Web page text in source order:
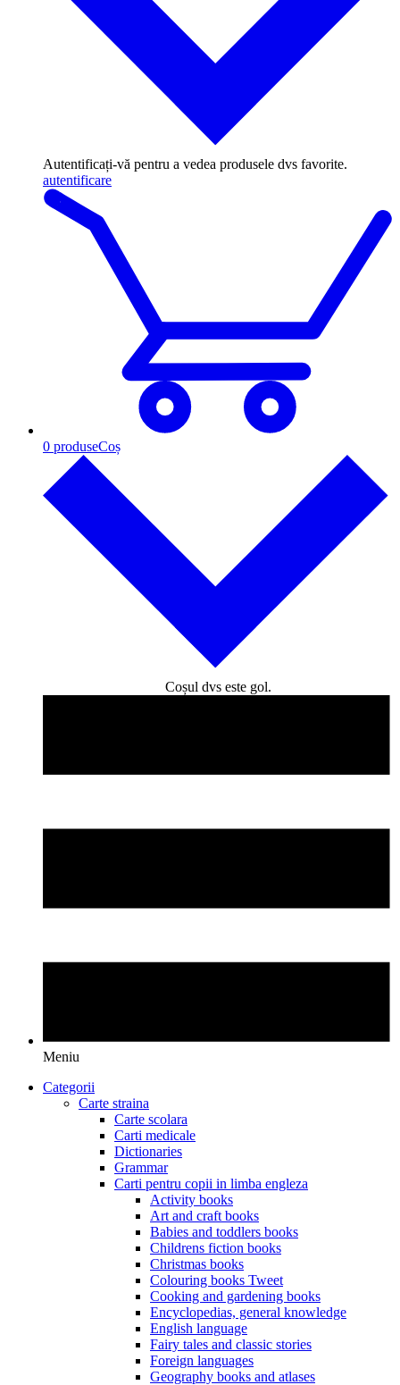
Autentificați-vă pentru a vedea produsele dvs favorite.
autentificare
0 produseCoș
Coșul dvs este gol.
Meniu
Categorii
Carte straina
Carte scolara
Carti medicale
Dictionaries
Grammar
Carti pentru copii in limba engleza
Activity books
Art and craft books
Babies and toddlers books
Childrens fiction books
Christmas books
Colouring books Tweet
Cooking and gardening books
Encyclopedias, general knowledge
English language
Fairy tales and classic stories
Foreign languages
Geography books and atlases